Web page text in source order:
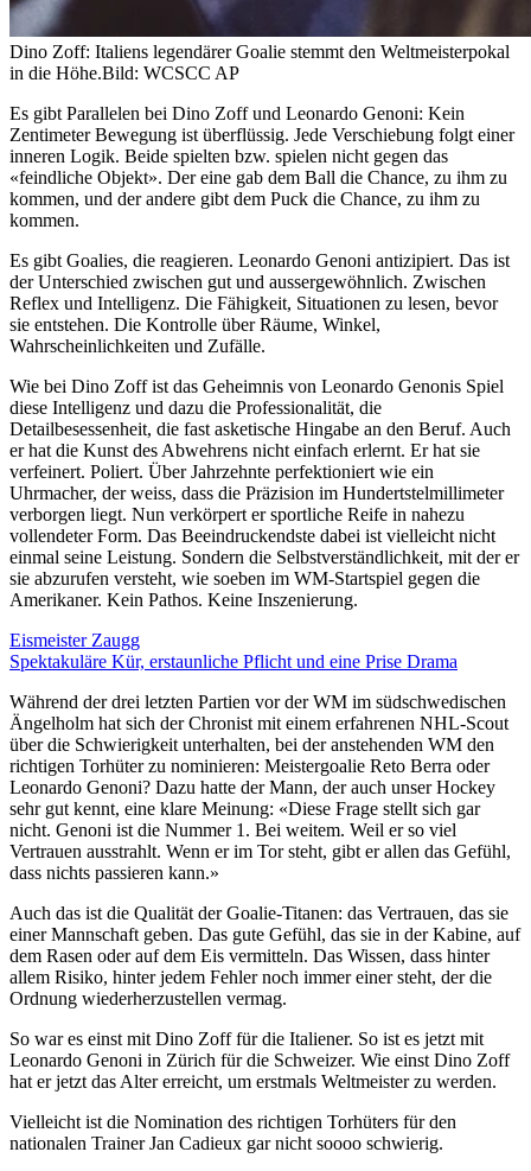
Dino Zoff: Italiens legendärer Goalie stemmt den Weltmeisterpokal
in die Höhe.Bild: WCSCC AP
Es gibt Parallelen bei Dino Zoff und Leonardo Genoni: Kein
Zentimeter Bewegung ist überflüssig. Jede Verschiebung folgt einer
inneren Logik. Beide spielten bzw. spielen nicht gegen das
«feindliche Objekt». Der eine gab dem Ball die Chance, zu ihm zu
kommen, und der andere gibt dem Puck die Chance, zu ihm zu
kommen.
Es gibt Goalies, die reagieren. Leonardo Genoni antizipiert. Das ist
der Unterschied zwischen gut und aussergewöhnlich. Zwischen
Reflex und Intelligenz. Die Fähigkeit, Situationen zu lesen, bevor
sie entstehen. Die Kontrolle über Räume, Winkel,
Wahrscheinlichkeiten und Zufälle.
Wie bei Dino Zoff ist das Geheimnis von Leonardo Genonis Spiel
diese Intelligenz und dazu die Professionalität, die
Detailbesessenheit, die fast asketische Hingabe an den Beruf. Auch
er hat die Kunst des Abwehrens nicht einfach erlernt. Er hat sie
verfeinert. Poliert. Über Jahrzehnte perfektioniert wie ein
Uhrmacher, der weiss, dass die Präzision im Hundertstelmillimeter
verborgen liegt. Nun verkörpert er sportliche Reife in nahezu
vollendeter Form. Das Beeindruckendste dabei ist vielleicht nicht
einmal seine Leistung. Sondern die Selbstverständlichkeit, mit der er
sie abzurufen versteht, wie soeben im WM-Startspiel gegen die
Amerikaner. Kein Pathos. Keine Inszenierung.
Eismeister Zaugg
Spektakuläre Kür, erstaunliche Pflicht und eine Prise Drama
Während der drei letzten Partien vor der WM im südschwedischen
Ängelholm hat sich der Chronist mit einem erfahrenen NHL-Scout
über die Schwierigkeit unterhalten, bei der anstehenden WM den
richtigen Torhüter zu nominieren: Meistergoalie Reto Berra oder
Leonardo Genoni? Dazu hatte der Mann, der auch unser Hockey
sehr gut kennt, eine klare Meinung: «Diese Frage stellt sich gar
nicht. Genoni ist die Nummer 1. Bei weitem. Weil er so viel
Vertrauen ausstrahlt. Wenn er im Tor steht, gibt er allen das Gefühl,
dass nichts passieren kann.»
Auch das ist die Qualität der Goalie-Titanen: das Vertrauen, das sie
einer Mannschaft geben. Das gute Gefühl, das sie in der Kabine, auf
dem Rasen oder auf dem Eis vermitteln. Das Wissen, dass hinter
allem Risiko, hinter jedem Fehler noch immer einer steht, der die
Ordnung wiederherzustellen vermag.
So war es einst mit Dino Zoff für die Italiener. So ist es jetzt mit
Leonardo Genoni in Zürich für die Schweizer. Wie einst Dino Zoff
hat er jetzt das Alter erreicht, um erstmals Weltmeister zu werden.
Vielleicht ist die Nomination des richtigen Torhüters für den
nationalen Trainer Jan Cadieux gar nicht soooo schwierig.